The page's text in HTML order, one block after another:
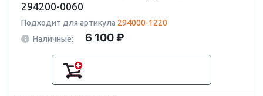
294200-0060
Подходит для артикула 294000-1220
Наличные:
6 100 ₽